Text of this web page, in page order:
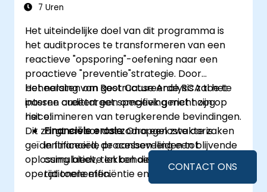
CONTACT ONS
7 Uren
Het uiteindelijke doel van dit programma is
het auditproces te transformeren van een
reactieve "opsporing"-oefening naar een
proactieve "preventie"strategie. Door
beheersing van Root Cause Analysis zal het
interne audittarget specifiek gericht zijn op
het elimineren van terugkerende bevindingen.
Dit zorgt ervoor dat zodra een zwakte is
geïdentificeerd, de aanbeveling een blijvende
oplossing biedt, ten behoeve van de
operationele efficiëntie en financiële
Het nalaten om gestructureerde RCA toe te
passen creëert een omgeving met hoog
risico:
Financiële erosie:Onopgeloste oorzaken
in financiële processen leiden tot
cumulatieve lekken die in de loop van de
tijd toenemen.
Auditors besteden